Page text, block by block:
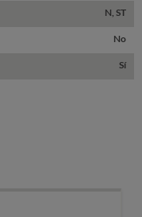
N, ST
No
Sí